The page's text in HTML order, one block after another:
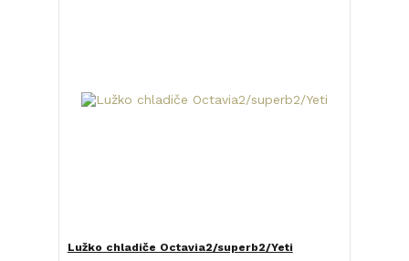
Lužko chladiče Octavia2/superb2/Yeti